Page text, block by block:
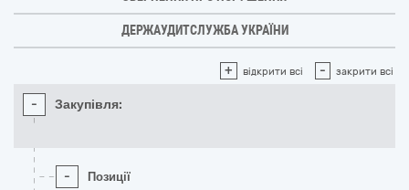
ДЕРЖАУДИТСЛУЖБА УКРАЇНИ
+ відкрити всі - закрити всі
- Закупівля:
- Позиції